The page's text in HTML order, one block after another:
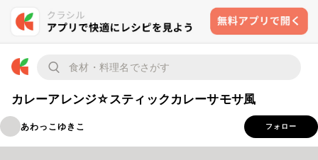
カレーアレンジ☆スティックカレーサモサ風
あわっこゆきこ フォロー